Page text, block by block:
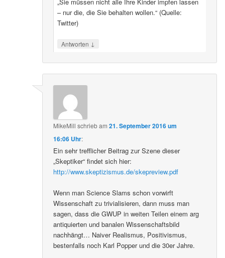
– nur die, die Sie behalten wollen.“ (Quelle:
Twitter)
Antworten ↓
MikeMill schriebam21. September 2016 um
16:06 Uhr:
Ein sehr trefflicher Beitrag zur Szene dieser
„Skeptiker“ findet sich hier:
http://www.skeptizismus.de/skepreview.pdf
Wenn man Science Slams schon vorwirft
Wissenschaft zu trivialisieren, dann muss man
sagen, dass die GWUP in weiten Teilen einem arg
antiquierten und banalen Wissenschaftsbild
nachhängt… Naiver Realismus, Positivismus,
bestenfalls noch Karl Popper und die 30er Jahre.